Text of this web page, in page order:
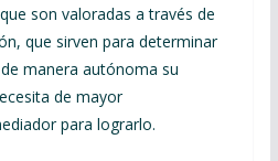
son valoradas a través de
que sirven para determinar
manera autónoma su
de mayor
para lograrlo.